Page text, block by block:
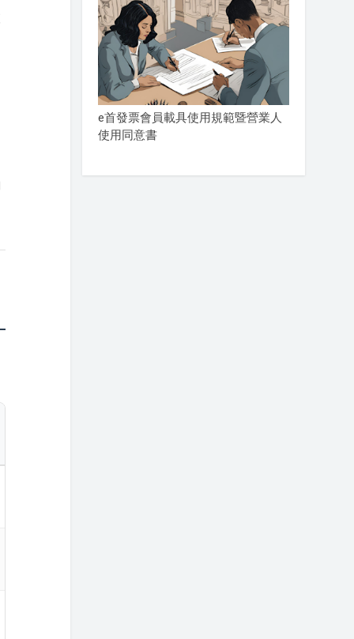
e首發票會員載具使用規範暨營業人
使用同意書